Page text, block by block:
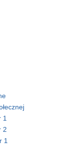
1
2
1